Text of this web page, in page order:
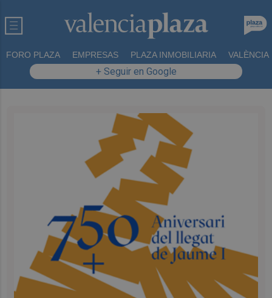
FORO PLAZA EMPRESAS PLAZA INMOBILIARIA VALÈNCIA
+ Seguir en Google